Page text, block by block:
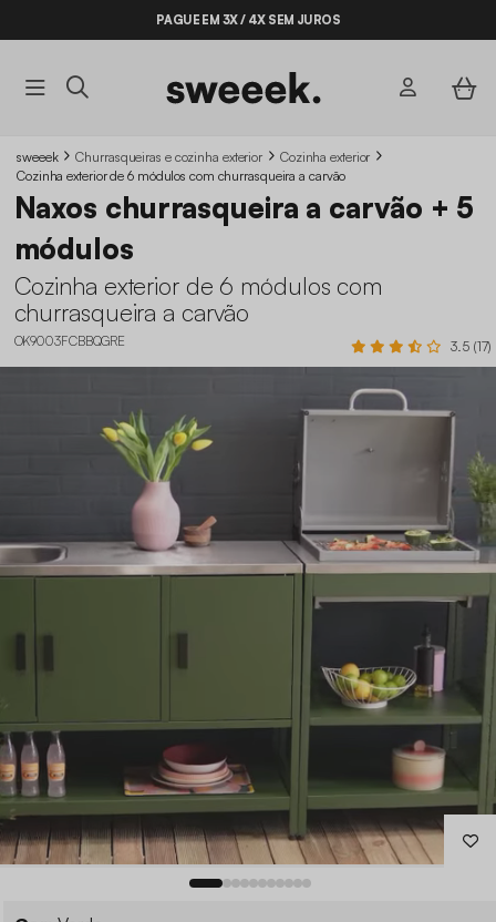
PAGUE EM 3X / 4X SEM JUROS
sweeek Churrasqueiras e cozinha exterior
Cozinha exterior
Cozinha exterior de 6 módulos com churrasqueira a carvão
Naxos churrasqueira a carvão + 5
módulos
Cozinha exterior de 6 módulos com
churrasqueira a carvão
OK9003FCBBQGRE 3.5 (17)